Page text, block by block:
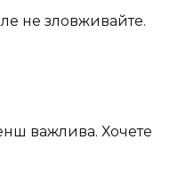
не зловживайте.
важлива. Хочете